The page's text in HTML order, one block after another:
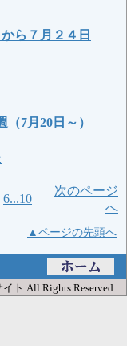
ら７月２４日
7月20日～）
6...10
次のページ
へ
▲ページの先頭へ
ト All Rights Reserved.